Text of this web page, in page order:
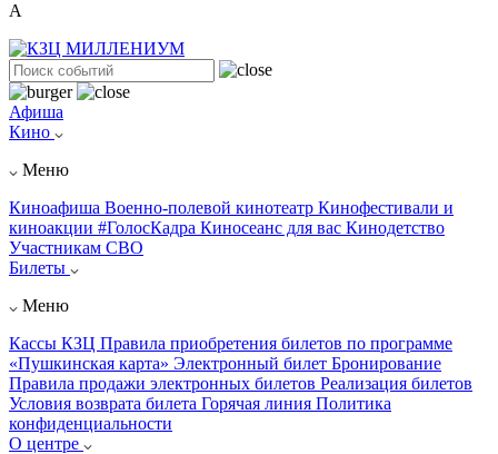
А
Афиша
Кино
Меню
Киноафиша Военно-полевой кинотеатр Кинофестивали и
киноакции #ГолосКадра Киносеанс для вас Кинодетство
Участникам СВО
Билеты
Меню
Кассы КЗЦ Правила приобретения билетов по программе
«Пушкинская карта» Электронный билет Бронирование
Правила продажи электронных билетов Реализация билетов
Условия возврата билета Горячая линия Политика
конфиденциальности
О центре